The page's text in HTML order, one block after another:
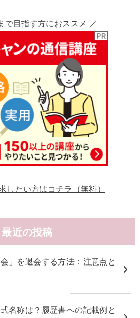
で目指す方におススメ ／
したい方はコチラ（無料）
最近の投稿
」を退会する方法：注意点と
名称は？履歴書への記載例と